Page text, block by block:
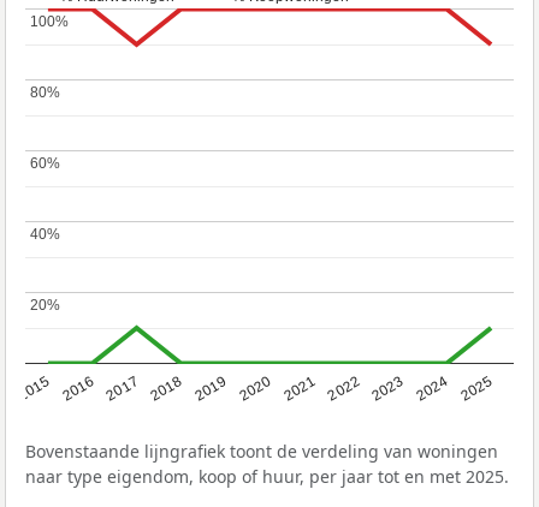
2015 2016 2017 2018 2019 2020 2021 2022 2023 2024 2025
20%
20%
40%
40%
60%
60%
80%
80%
100%
100%
Bovenstaande lijngrafiek toont de verdeling van woningen
naar type eigendom, koop of huur, per jaar tot en met 2025.